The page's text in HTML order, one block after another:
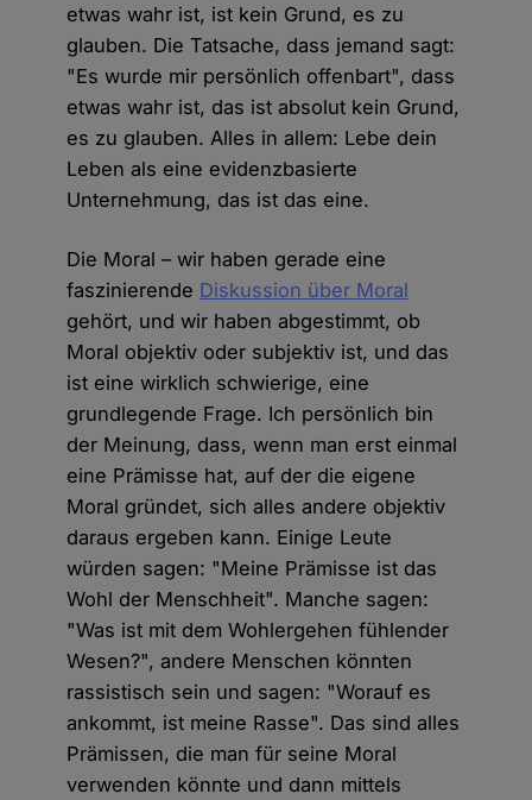
etwas wahr ist, ist kein Grund, es zu
glauben. Die Tatsache, dass jemand sagt:
"Es wurde mir persönlich offenbart", dass
etwas wahr ist, das ist absolut kein Grund,
es zu glauben. Alles in allem: Lebe dein
Leben als eine evidenzbasierte
Unternehmung, das ist das eine.
Die Moral – wir haben gerade eine
faszinierende Diskussion über Moral
gehört, und wir haben abgestimmt, ob
Moral objektiv oder subjektiv ist, und das
ist eine wirklich schwierige, eine
grundlegende Frage. Ich persönlich bin
der Meinung, dass, wenn man erst einmal
eine Prämisse hat, auf der die eigene
Moral gründet, sich alles andere objektiv
daraus ergeben kann. Einige Leute
würden sagen: "Meine Prämisse ist das
Wohl der Menschheit". Manche sagen:
"Was ist mit dem Wohlergehen fühlender
Wesen?", andere Menschen könnten
rassistisch sein und sagen: "Worauf es
ankommt, ist meine Rasse". Das sind alles
Prämissen, die man für seine Moral
verwenden könnte und dann mittels